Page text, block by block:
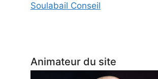
Soulabail Conseil
Animateur du site